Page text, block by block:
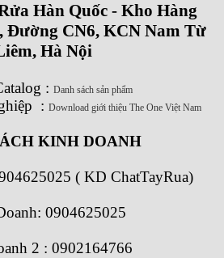
Hàn Quốc - Kho Hàng
Đường CN6, KCN Nam Từ
Hà Nội
: Danh sách sản phẩm
: Download giới thiệu The One Việt Nam
KINH DOANH
( KD ChatTayRua)
0904625025
2 : 0902164766